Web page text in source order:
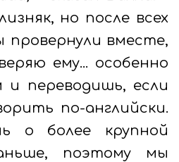
но после всех
провернули вместе,
ему... особенно
и переводишь, если
по-английски.
о более крупной
поэтому мы